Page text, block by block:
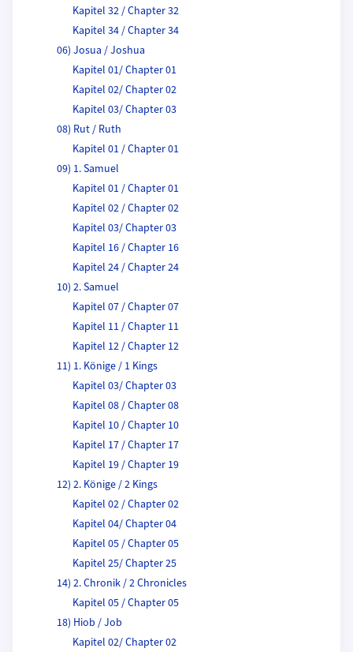
Kapitel 32 / Chapter 32
Kapitel 34 / Chapter 34
06) Josua / Joshua
Kapitel 01/ Chapter 01
Kapitel 02/ Chapter 02
Kapitel 03/ Chapter 03
08) Rut / Ruth
Kapitel 01 / Chapter 01
09) 1. Samuel
Kapitel 01 / Chapter 01
Kapitel 02 / Chapter 02
Kapitel 03/ Chapter 03
Kapitel 16 / Chapter 16
Kapitel 24 / Chapter 24
10) 2. Samuel
Kapitel 07 / Chapter 07
Kapitel 11 / Chapter 11
Kapitel 12 / Chapter 12
11) 1. Könige / 1 Kings
Kapitel 03/ Chapter 03
Kapitel 08 / Chapter 08
Kapitel 10 / Chapter 10
Kapitel 17 / Chapter 17
Kapitel 19 / Chapter 19
12) 2. Könige / 2 Kings
Kapitel 02 / Chapter 02
Kapitel 04/ Chapter 04
Kapitel 05 / Chapter 05
Kapitel 25/ Chapter 25
14) 2. Chronik / 2 Chronicles
Kapitel 05 / Chapter 05
18) Hiob / Job
Kapitel 02/ Chapter 02